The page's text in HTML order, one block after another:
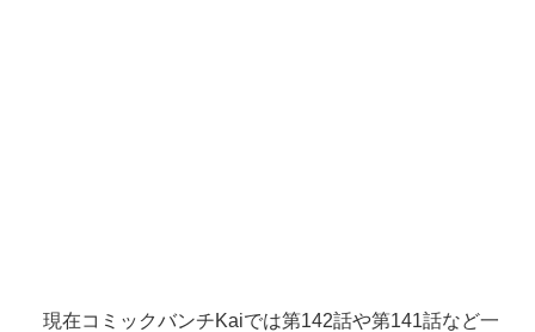
現在コミックバンチKaiでは第142話や第141話など一